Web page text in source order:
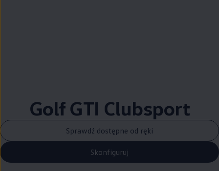
Golf GTI Clubsport
Sprawdź dostępne od ręki
Skonfiguruj